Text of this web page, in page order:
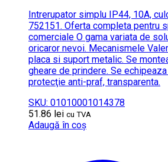
Intrerupator simplu IP44, 10A,
752151. Oferta completa pentru
comerciale O gama variata de
oricaror nevoi. Mecanismele
placa si suport metalic. Se
gheare de prindere. Se
protecţie anti-praf, transparenta.
SKU: 01010001014378
51.86 lei cu TVA
Adaugă în coș